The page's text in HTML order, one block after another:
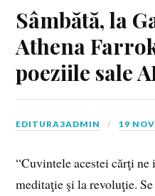
Sâmbătă, la
Athena
poeziile sale
EDITURA3ADMIN 19
“Cuvintele acestei cărţi
meditaţie şi la revoluţie.